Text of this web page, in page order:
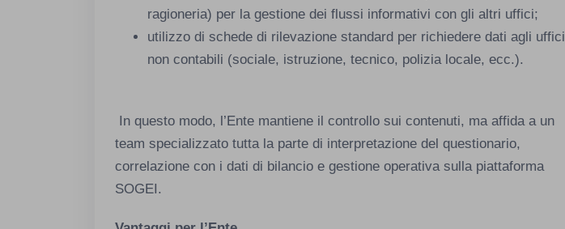
ragioneria) per la gestione dei flussi informativi con gli altri uffici;
utilizzo di schede di rilevazione standard per richiedere dati agli uffici
non contabili (sociale, istruzione, tecnico, polizia locale, ecc.).
In questo modo, l’Ente mantiene il controllo sui contenuti, ma affida a un
team specializzato tutta la parte di interpretazione del questionario,
correlazione con i dati di bilancio e gestione operativa sulla piattaforma
SOGEI.